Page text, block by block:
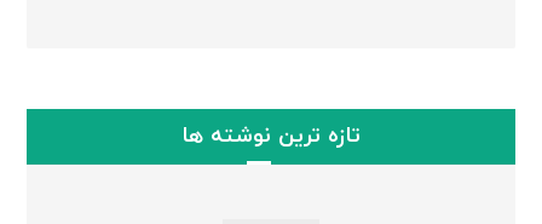
تازه ترین نوشته ها